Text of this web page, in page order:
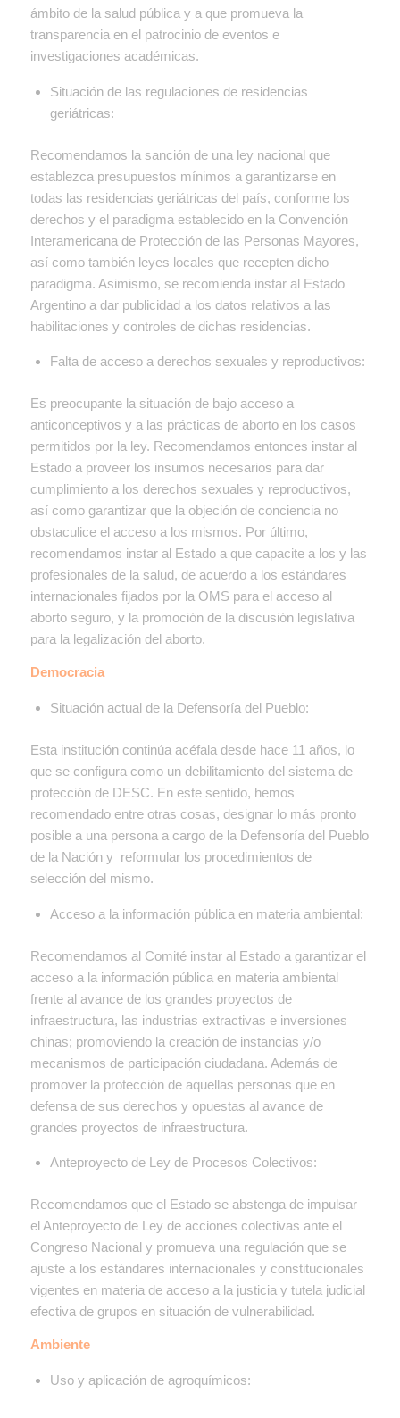
ámbito de la salud pública y a que promueva la
transparencia en el patrocinio de eventos e
investigaciones académicas.
Situación de las regulaciones de residencias
geriátricas:
Recomendamos la sanción de una ley nacional que
establezca presupuestos mínimos a garantizarse en
todas las residencias geriátricas del país, conforme los
derechos y el paradigma establecido en la Convención
Interamericana de Protección de las Personas Mayores,
así como también leyes locales que recepten dicho
paradigma. Asimismo, se recomienda instar al Estado
Argentino a dar publicidad a los datos relativos a las
habilitaciones y controles de dichas residencias.
Falta de acceso a derechos sexuales y reproductivos:
Es preocupante la situación de bajo acceso a
anticonceptivos y a las prácticas de aborto en los casos
permitidos por la ley. Recomendamos entonces instar al
Estado a proveer los insumos necesarios para dar
cumplimiento a los derechos sexuales y reproductivos,
así como garantizar que la objeción de conciencia no
obstaculice el acceso a los mismos. Por último,
recomendamos instar al Estado a que capacite a los y las
profesionales de la salud, de acuerdo a los estándares
internacionales fijados por la OMS para el acceso al
aborto seguro, y la promoción de la discusión legislativa
para la legalización del aborto.
Democracia
Situación actual de la Defensoría del Pueblo:
Esta institución continúa acéfala desde hace 11 años, lo
que se configura como un debilitamiento del sistema de
protección de DESC. En este sentido, hemos
recomendado entre otras cosas, designar lo más pronto
posible a una persona a cargo de la Defensoría del Pueblo
de la Nación y reformular los procedimientos de
selección del mismo.
Acceso a la información pública en materia ambiental:
Recomendamos al Comité instar al Estado a garantizar el
acceso a la información pública en materia ambiental
frente al avance de los grandes proyectos de
infraestructura, las industrias extractivas e inversiones
chinas; promoviendo la creación de instancias y/o
mecanismos de participación ciudadana. Además de
promover la protección de aquellas personas que en
defensa de sus derechos y opuestas al avance de
grandes proyectos de infraestructura.
Anteproyecto de Ley de Procesos Colectivos:
Recomendamos que el Estado se abstenga de impulsar
el Anteproyecto de Ley de acciones colectivas ante el
Congreso Nacional y promueva una regulación que se
ajuste a los estándares internacionales y constitucionales
vigentes en materia de acceso a la justicia y tutela judicial
efectiva de grupos en situación de vulnerabilidad.
Ambiente
Uso y aplicación de agroquímicos: